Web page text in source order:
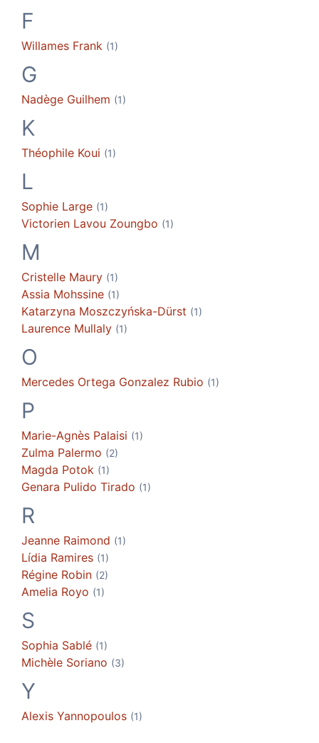
F
Willames Frank (1)
G
Nadège Guilhem (1)
K
Théophile Koui (1)
L
Sophie Large (1)
Victorien Lavou Zoungbo (1)
M
Cristelle Maury (1)
Assia Mohssine (1)
Katarzyna Moszczyńska-Dürst (1)
Laurence Mullaly (1)
O
Mercedes Ortega Gonzalez Rubio (1)
P
Marie-Agnès Palaisi (1)
Zulma Palermo (2)
Magda Potok (1)
Genara Pulido Tirado (1)
R
Jeanne Raimond (1)
Lídia Ramires (1)
Régine Robin (2)
Amelia Royo (1)
S
Sophia Sablé (1)
Michèle Soriano (3)
Y
Alexis Yannopoulos (1)